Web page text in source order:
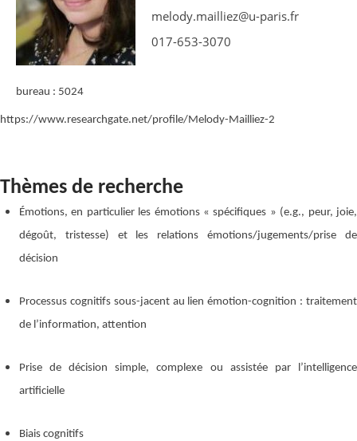
melody.mailliez@u-paris.fr
017-653-3070
bureau : 5024
https://www.researchgate.net/profile/Melody-Mailliez-2
Thèmes de recherche
Émotions, en particulier les émotions « spécifiques » (e.g., peur, joie,
dégoût, tristesse) et les relations émotions/jugements/prise de
décision
Processus cognitifs sous-jacent au lien émotion-cognition : traitement
de l’information, attention
Prise de décision simple, complexe ou assistée par l’intelligence
artificielle
Biais cognitifs